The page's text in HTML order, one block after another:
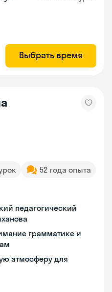
Выбрать время
52 года опыта
педагогический
грамматике и
атмосферу для